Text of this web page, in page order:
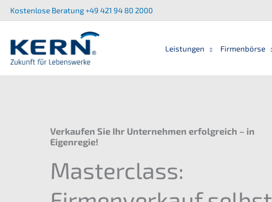
Inhalt
Kostenlose Beratung +49 421 94 80 2000
Leistungen Firmenbörse
Verkaufen Sie Ihr Unternehmen erfolgreich – in
Eigenregie!
Masterclass: